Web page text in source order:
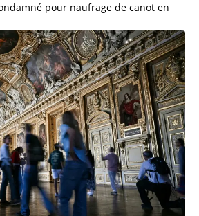
pour naufrage de canot en